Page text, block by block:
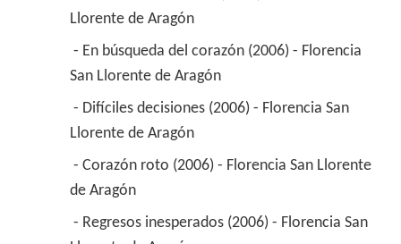
Llorente de Aragón
San Llorente de Aragón
Llorente de Aragón
de Aragón